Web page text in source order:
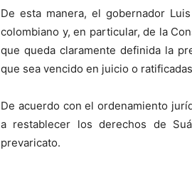
De esta manera, el gobernador
colombiano y, en particular, de la
que queda claramente definida la
que sea vencido en juicio o
De acuerdo con el ordenamiento
a restablecer los derechos de
prevaricato.